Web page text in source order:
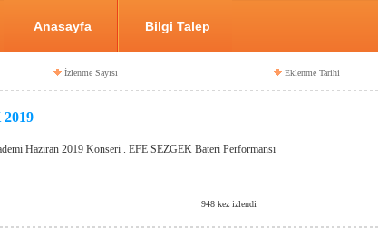
Anasayfa Bilgi Talep
İzlenme Sayısı Eklenme Tarihi
Haziran 2019 Konseri . EFE SEZGEK Bateri Performansı
948 kez izlendi